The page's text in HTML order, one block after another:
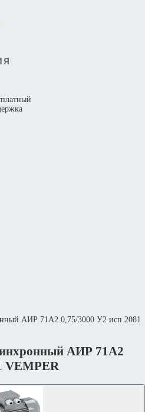
АИР 71А2 0,75/3000 У2 исп 2081
АИР 71А2
VEMPER